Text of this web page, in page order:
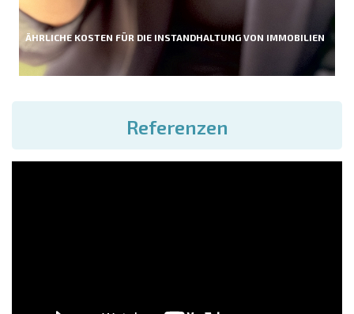
ÄHRLICHE KOSTEN FÜR DIE INSTANDHALTUNG VON IMMOBILIEN
Referenzen